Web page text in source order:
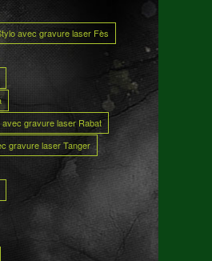
avec gravure laser Fès
avec gravure laser Rabat
gravure laser Tanger